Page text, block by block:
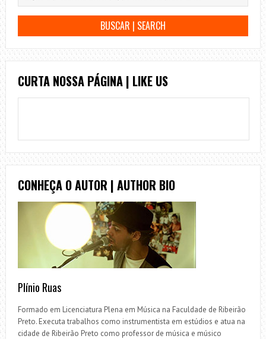
CURTA NOSSA PÁGINA | LIKE US
CONHEÇA O AUTOR | AUTHOR BIO
Plínio Ruas
Formado em Licenciatura Plena em Música na Faculdade de Ribeirão
Preto. Executa trabalhos como instrumentista em estúdios e atua na
cidade de Ribeirão Preto como professor de música e músico